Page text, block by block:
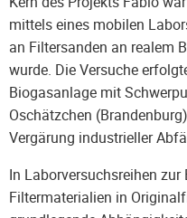
mittels eines mobilen
an Filtersanden an realem
wurde. Die Versuche
Biogasanlage mit
Oschätzchen
Vergärung industrieller
In Laborversuchsreihen
Filtermaterialien in